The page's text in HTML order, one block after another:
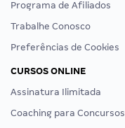
Programa de Afiliados
Trabalhe Conosco
Preferências de Cookies
CURSOS ONLINE
Assinatura Ilimitada
Coaching para Concursos